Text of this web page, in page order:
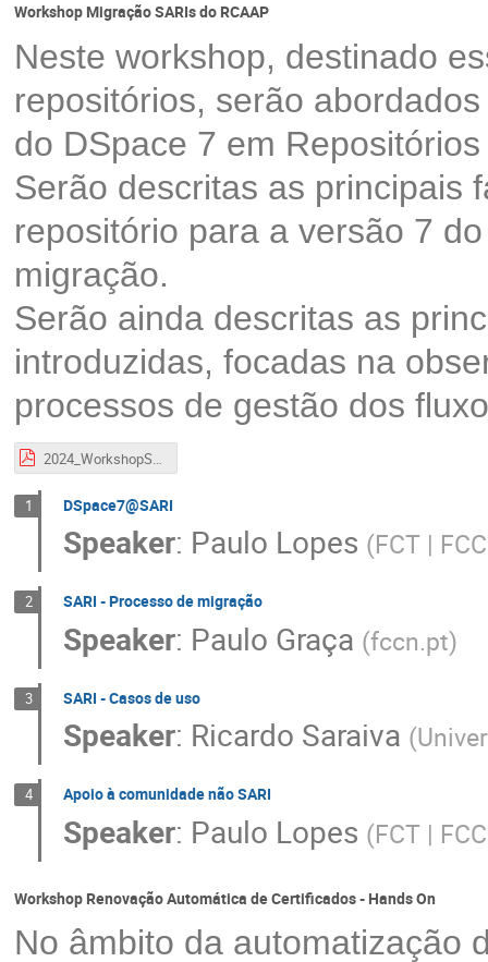
Workshop Migração SARIs do RCAAP
Neste workshop, destinado
repositórios, serão
do DSpace 7 em
Serão descritas as principais
repositório para a versão 7
migração.
Serão ainda descritas as
introduzidas, focadas na
processos de gestão dos
2024_WorkshopSARI.pdf
1 DSpace7@SARI
Speaker: Paulo Lopes (FCT |
2 SARI - Processo de migração
Speaker: Paulo Graça (fccn.pt)
3 SARI - Casos de uso
Speaker: Ricardo Saraiva (
4 Apoio à comunidade não SARI
Speaker: Paulo Lopes (FCT |
Workshop Renovação Automática de Certificados - Hands On
No âmbito da automatização